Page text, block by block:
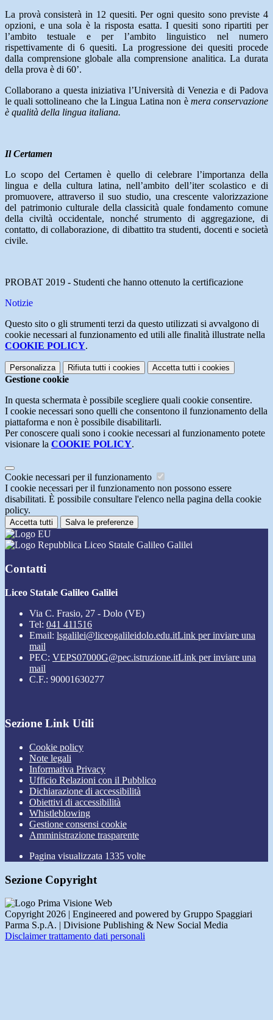
La provà consisterà in 12 quesiti. Per ogni quesito sono previste 4
opzioni, e una sola è la risposta esatta. I quesiti sono ripartiti per
l’ambito testuale e per l’ambito linguistico nel numero
rispettivamente di 6 quesiti. La progressione dei quesiti procede
dalla comprensione globale alla comprensione analitica. La durata
della prova è di 60’.
Collaborano a questa iniziativa l’Università di Venezia e di Padova
le quali sottolineano che la Lingua Latina non è mera conservazione
è qualità della lingua italiana.
Il Certamen
Lo scopo del Certamen è quello di celebrare l’importanza della
lingua e della cultura latina, nell’ambito dell’iter scolastico e di
promuovere, attraverso il suo studio, una crescente valorizzazione
del patrimonio culturale della classicità quale fondamento comune
della civiltà occidentale, nonché strumento di aggregazione, di
contatto, di collaborazione, di dibattito tra studenti, docenti e società
civile.
PROBAT 2019 - Studenti che hanno ottenuto la certificazione
Notizie
Questo sito o gli strumenti terzi da questo utilizzati si avvalgono di
cookie necessari al funzionamento ed utili alle finalità illustrate nella
COOKIE POLICY.
Personalizza Rifiuta tutti i cookies Accetta tutti i cookies
Gestione cookie
In questa schermata è possibile scegliere quali cookie consentire.
I cookie necessari sono quelli che consentono il funzionamento della
piattaforma e non è possibile disabilitarli.
Per conoscere quali sono i cookie necessari al funzionamento potete
visionare la COOKIE POLICY.
Cookie necessari per il funzionamento
I cookie necessari per il funzionamento non possono essere
disabilitati. È possibile consultare l'elenco nella pagina della cookie
policy.
Accetta tutti Salva le preferenze
Liceo Statale Galileo Galilei
Contatti
Liceo Statale Galileo Galilei
Via C. Frasio, 27 - Dolo (VE)
Tel: 041 411516
Email: lsgalilei@liceogalileidolo.edu.itLink per inviare una
mail
PEC: VEPS07000G@pec.istruzione.itLink per inviare una
mail
C.F.: 90001630277
Sezione Link Utili
Cookie policy
Note legali
Informativa Privacy
Ufficio Relazioni con il Pubblico
Dichiarazione di accessibilità
Obiettivi di accessibilità
Whistleblowing
Gestione consensi cookie
Amministrazione trasparente
Pagina visualizzata 1335 volte
Sezione Copyright
Copyright 2026 | Engineered and powered by Gruppo Spaggiari
Parma S.p.A. | Divisione Publishing & New Social Media
Disclaimer trattamento dati personali